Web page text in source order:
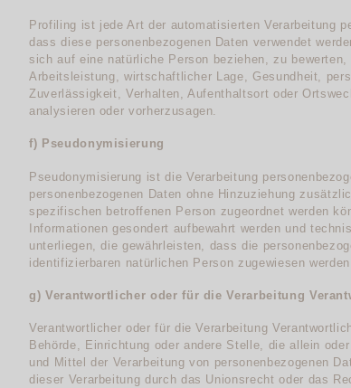
Profiling ist jede Art der automatisierten Verarbeitung
dass diese personenbezogenen Daten verwendet
sich auf eine natürliche Person beziehen, zu
Arbeitsleistung, wirtschaftlicher Lage, Gesundheit,
Zuverlässigkeit, Verhalten, Aufenthaltsort oder
analysieren oder vorherzusagen.
f) Pseudonymisierung
Pseudonymisierung ist die Verarbeitung
personenbezogenen Daten ohne Hinzuziehung
spezifischen betroffenen Person zugeordnet werden
Informationen gesondert aufbewahrt werden und
unterliegen, die gewährleisten, dass die
identifizierbaren natürlichen Person zugewiesen werden.
g) Verantwortlicher oder für die Verarbeitung
Verantwortlicher oder für die Verarbeitung
Behörde, Einrichtung oder andere Stelle, die allein
und Mittel der Verarbeitung von personenbezogenen
dieser Verarbeitung durch das Unionsrecht oder das